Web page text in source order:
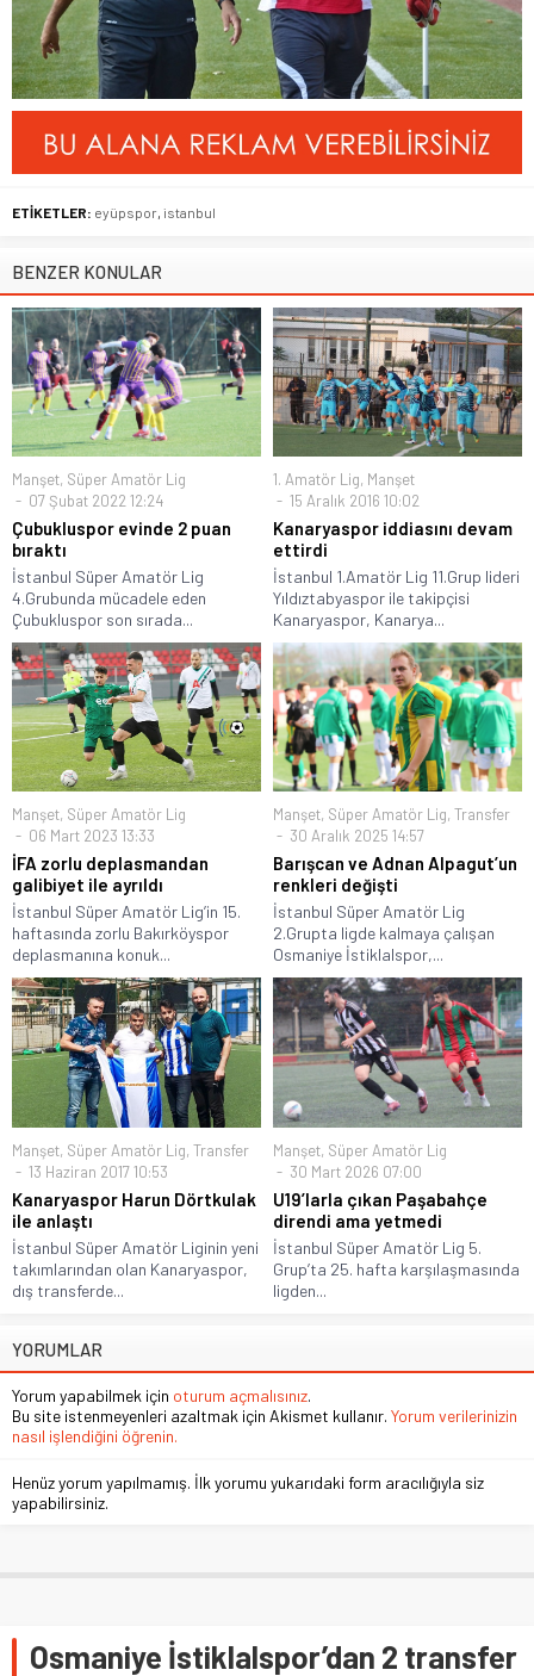
ETİKETLER: eyüpspor istanbul
BENZER KONULAR
Manşet, Süper Amatör Lig
07 Şubat 2022 12:24
Çubukluspor evinde 2 puan
bıraktı
İstanbul Süper Amatör Lig
4.Grubunda mücadele eden
Çubukluspor son sırada...
1. Amatör Lig, Manşet
15 Aralık 2016 10:02
Kanaryaspor iddiasını devam
ettirdi
İstanbul 1.Amatör Lig 11.Grup lideri
Yıldıztabyaspor ile takipçisi
Kanaryaspor, Kanarya...
Manşet, Süper Amatör Lig
06 Mart 2023 13:33
İFA zorlu deplasmandan
galibiyet ile ayrıldı
İstanbul Süper Amatör Lig’in 15.
haftasında zorlu Bakırköyspor
deplasmanına konuk...
Manşet, Süper Amatör Lig, Transfer
30 Aralık 2025 14:57
Barışcan ve Adnan Alpagut’un
renkleri değişti
İstanbul Süper Amatör Lig
2.Grupta ligde kalmaya çalışan
Osmaniye İstiklalspor,...
Manşet, Süper Amatör Lig, Transfer
13 Haziran 2017 10:53
Kanaryaspor Harun Dörtkulak
ile anlaştı
İstanbul Süper Amatör Liginin yeni
takımlarından olan Kanaryaspor,
dış transferde...
Manşet, Süper Amatör Lig
30 Mart 2026 07:00
U19’larla çıkan Paşabahçe
direndi ama yetmedi
İstanbul Süper Amatör Lig 5.
Grup’ta 25. hafta karşılaşmasında
ligden...
YORUMLAR
Yorum yapabilmek için oturum açmalısınız.
Bu site istenmeyenleri azaltmak için Akismet kullanır. Yorum verilerinizin
nasıl işlendiğini öğrenin.
Henüz yorum yapılmamış. İlk yorumu yukarıdaki form aracılığıyla siz
yapabilirsiniz.
Osmaniye İstiklalspor’dan 2 transfer